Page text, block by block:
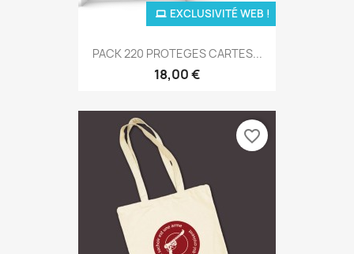
PACK 220 PROTEGES CARTES...
18,00 €
EXCLUSIVITÉ WEB !
favorite_border